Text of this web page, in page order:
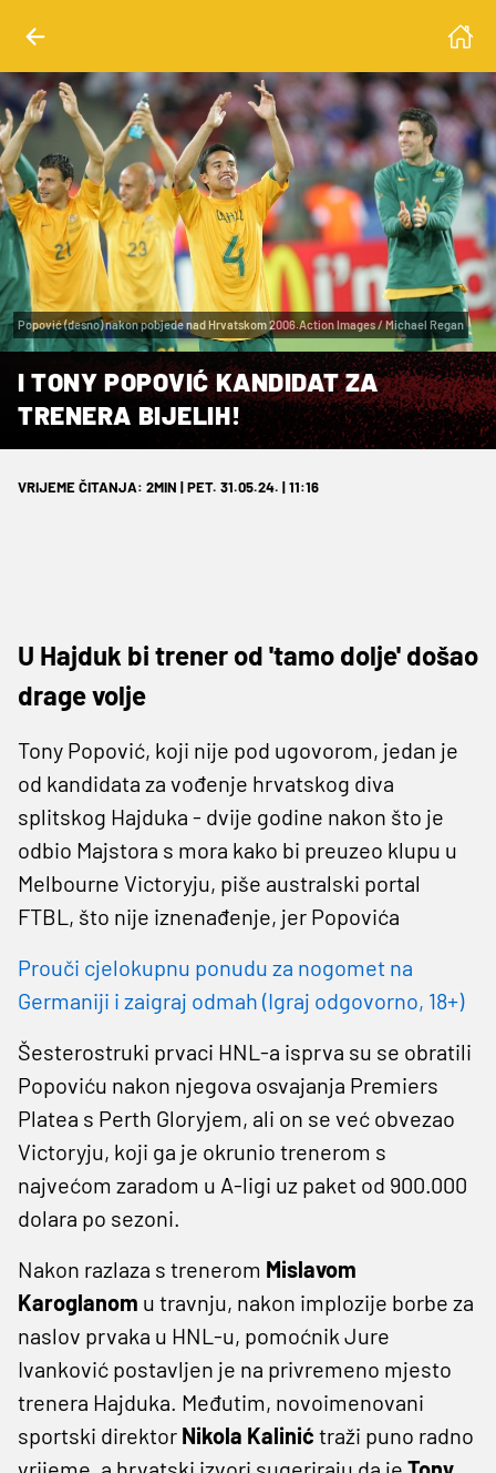
Popović (desno) nakon pobjede nad Hrvatskom 2006.Action Images / Michael Regan
I TONY POPOVIĆ KANDIDAT ZA
TRENERA BIJELIH!
VRIJEME ČITANJA: 2MIN | PET. 31.05.24. | 11:16
U Hajduk bi trener od 'tamo dolje' došao
drage volje
Tony Popović, koji nije pod ugovorom, jedan je
od kandidata za vođenje hrvatskog diva
splitskog Hajduka - dvije godine nakon što je
odbio Majstora s mora kako bi preuzeo klupu u
Melbourne Victoryju, piše australski portal
FTBL, što nije iznenađenje, jer Popovića
Prouči cjelokupnu ponudu za nogomet na
Germaniji i zaigraj odmah (Igraj odgovorno, 18+)
Šesterostruki prvaci HNL-a isprva su se obratili
Popoviću nakon njegova osvajanja Premiers
Platea s Perth Gloryjem, ali on se već obvezao
Victoryju, koji ga je okrunio trenerom s
najvećom zaradom u A-ligi uz paket od 900.000
dolara po sezoni.
Nakon razlaza s trenerom Mislavom
Karoglanom u travnju, nakon implozije borbe za
naslov prvaka u HNL-u, pomoćnik Jure
Ivanković postavljen je na privremeno mjesto
trenera Hajduka. Međutim, novoimenovani
sportski direktor Nikola Kalinić traži puno radno